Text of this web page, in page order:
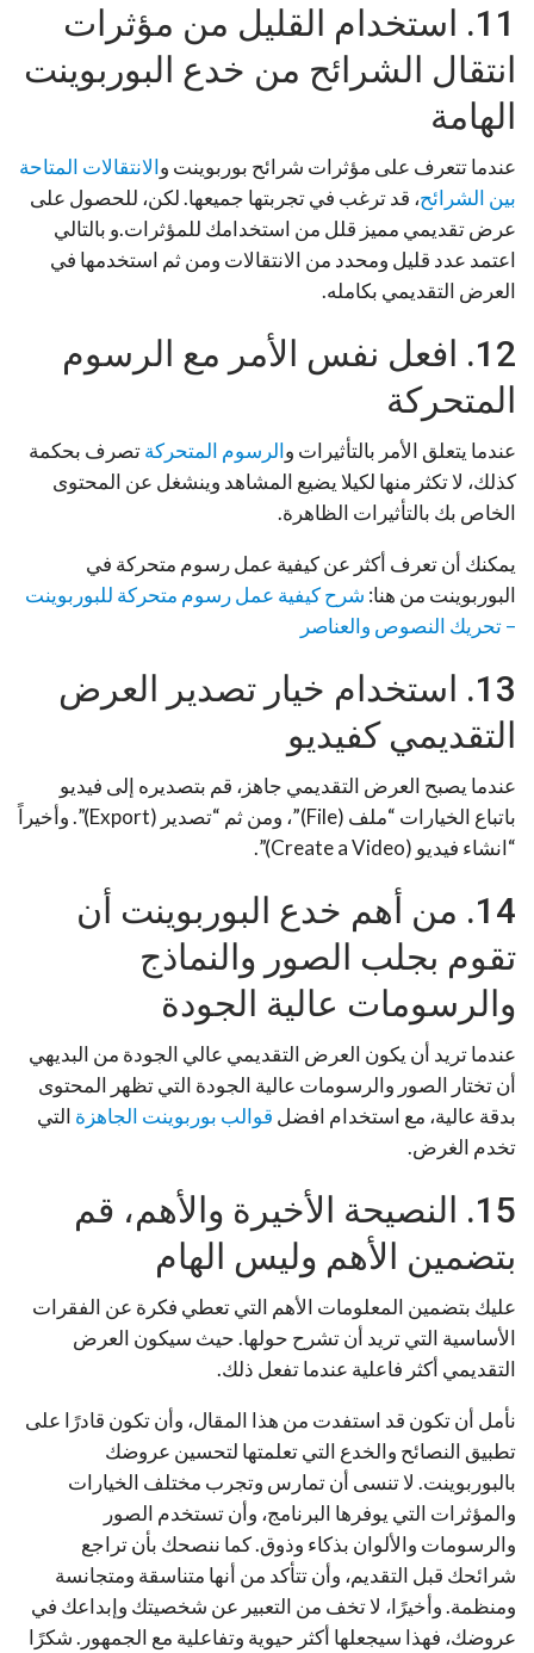
11. استخدام القليل من مؤثرات
انتقال الشرائح من خدع البوربوينت
الهامة
عندما تتعرف على مؤثرات شرائح بوربوينت والانتقالات المتاحة
بين الشرائح، قد ترغب في تجربتها جميعها. لكن، للحصول على
عرض تقديمي مميز قلل من استخدامك للمؤثرات.و بالتالي
اعتمد عدد قليل ومحدد من الانتقالات ومن ثم استخدمها في
العرض التقديمي بكامله.
12. افعل نفس الأمر مع الرسوم
المتحركة
عندما يتعلق الأمر بالتأثيرات والرسوم المتحركةتصرف بحكمة
كذلك، لا تكثر منها لكيلا يضيع المشاهد وينشغل عن المحتوى
الخاص بك بالتأثيرات الظاهرة.
يمكنك أن تعرف أكثر عن كيفية عمل رسوم متحركة في
البوربوينت من هنا: شرح كيفية عمل رسوم متحركة للبوربوينت
– تحريك النصوص والعناصر
13. استخدام خيار تصدير العرض
التقديمي كفيديو
عندما يصبح العرض التقديمي جاهز، قم بتصديره إلى فيديو
باتباع الخيارات “ملف (File)”، ومن ثم “تصدير (Export)”. وأخيراً
“انشاء فيديو (Create a Video)”.
14. من أهم خدع البوربوينت أن
تقوم بجلب الصور والنماذج
والرسومات عالية الجودة
عندما تريد أن يكون العرض التقديمي عالي الجودة من البديهي
أن تختار الصور والرسومات عالية الجودة التي تظهر المحتوى
بدقة عالية، مع استخدام افضل قوالب بوربوينت الجاهزة التي
تخدم الغرض.
15. النصيحة الأخيرة والأهم، قم
بتضمين الأهم وليس الهام
عليك بتضمين المعلومات الأهم التي تعطي فكرة عن الفقرات
الأساسية التي تريد أن تشرح حولها. حيث سيكون العرض
التقديمي أكثر فاعلية عندما تفعل ذلك.
نأمل أن تكون قد استفدت من هذا المقال، وأن تكون قادرًا على
تطبيق النصائح والخدع التي تعلمتها لتحسين عروضك
بالبوربوينت. لا تنسى أن تمارس وتجرب مختلف الخيارات
والمؤثرات التي يوفرها البرنامج، وأن تستخدم الصور
والرسومات والألوان بذكاء وذوق. كما ننصحك بأن تراجع
شرائحك قبل التقديم، وأن تتأكد من أنها متناسقة ومتجانسة
ومنظمة. وأخيرًا، لا تخف من التعبير عن شخصيتك وإبداعك في
عروضك، فهذا سيجعلها أكثر حيوية وتفاعلية مع الجمهور. شكرًا